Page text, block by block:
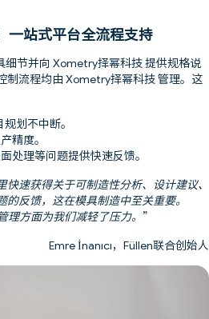
一站式平台全流程支持
细节并向 Xometry择幂科技 提供规格说
制流程均由 Xometry择幂科技 管理。这
划不中断。
精度。
处理等问题提供快速反馈。
速获得关于可制造性分析、设计建议、
反馈，这在模具制造中至关重要。
方面为我们减轻了压力。 ”
Emre İnanıcı，Füllen联合创始人